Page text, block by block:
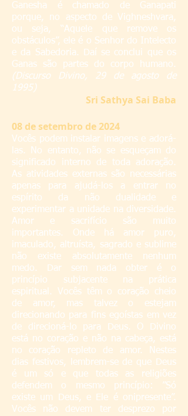
Ganesha é chamado de Ganapati
porque, no aspecto de Vighneshvara,
ou seja, “Aquele que remove os
obstáculos”, ele é o Senhor do Intelecto
e da Sabedoria. Daí se conclui que os
Ganas são partes do corpo humano.
(Discurso Divino, 29 de agosto de
1995)
Sri Sathya Sai Baba
08 de setembro de 2024
Vocês podem instalar imagens e adorá-
las. No entanto, não se esqueçam do
significado interno de toda adoração.
As atividades externas são necessárias
apenas para ajudá-los a entrar no
espírito da não dualidade e
experimentar a unidade na diversidade.
Amor e sacrifício são muito
importantes. Onde há amor puro,
imaculado, altruísta, sagrado e sublime
não existe absolutamente nenhum
medo. Dar sem nada obter é o
princípio subjacente na prática
espiritual. Vocês têm o coração cheio
de amor, mas talvez o estejam
direcionando para fins egoístas em vez
de direcioná-lo para Deus. O Divino
está no coração e não na cabeça, está
no coração repleto de amor. Nestes
dias festivos, lembrem-se de que Deus
é um só e que todas as religiões
defendem o mesmo princípio: ”Só
existe um Deus, e Ele é onipresente”.
Vocês não devem ter desprezo por